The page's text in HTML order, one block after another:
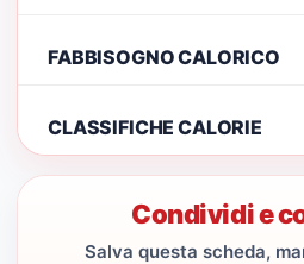
FABBISOGNO CALORICO
CLASSIFICHE CALORIE
Condividi e
Salva questa scheda,